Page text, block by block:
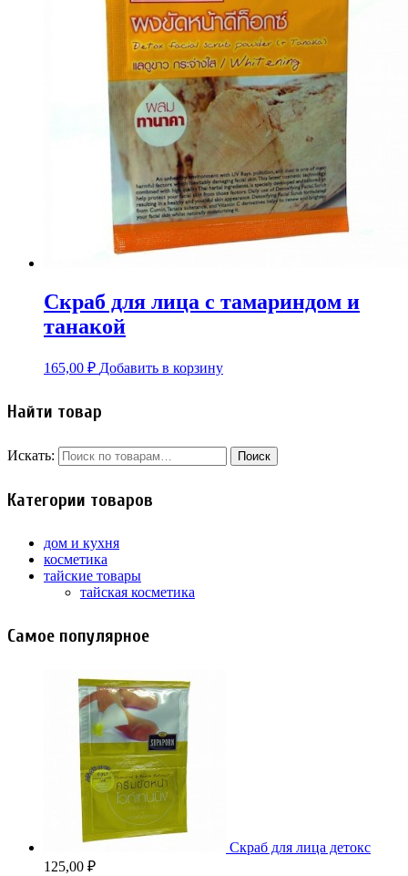
Скраб для лица с тамариндом и
танакой
165,00 ₽ Добавить в корзину
Найти товар
Искать:
Категории товаров
дом и кухня
косметика
тайские товары
тайская косметика
Самое популярное
Скраб для лица детокс
125,00 ₽